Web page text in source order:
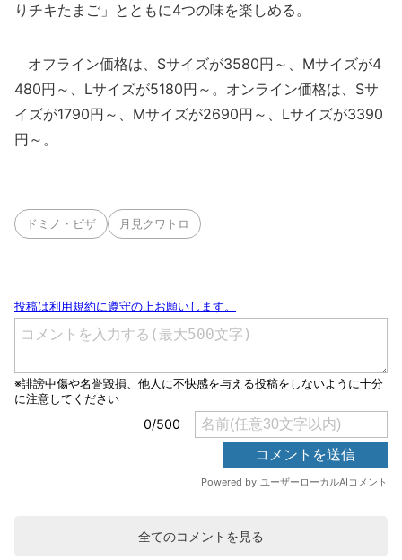
りチキたまご」とともに4つの味を楽しめる。
オフライン価格は、Sサイズが3580円～、Mサイズが4
480円～、Lサイズが5180円～。オンライン価格は、Sサ
イズが1790円～、Mサイズが2690円～、Lサイズが3390
円～。
ドミノ・ピザ 月見クワトロ
全てのコメントを見る